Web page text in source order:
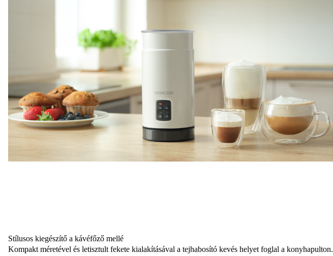
Stílusos kiegészítő a kávéfőző mellé
Kompakt méretével és letisztult fekete kialakításával a tejhabosító kevés helyet foglal a konyhapulton.